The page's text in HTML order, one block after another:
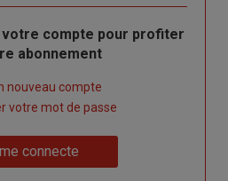
compte pour profiter
abonnement
nouveau compte
votre mot de passe
connecte